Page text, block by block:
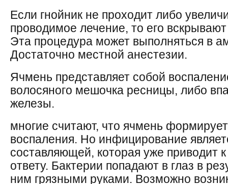
Если гнойник не проходит либо
проводимое лечение, то его
Эта процедура может выполняться в
Достаточно местной анестезии.
Ячмень представляет собой
волосяного мешочка ресницы, либо
железы.
многие считают, что ячмень
воспаления. Но инфицирование
составляющей, которая уже приводит
ответу. Бактерии попадают в глаз в
ним грязными руками. Возможно